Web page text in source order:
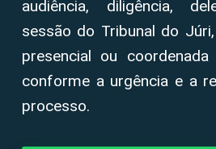
audiência, diligência,
sessão do Tribunal do
presencial ou
conforme a urgência e a
processo.